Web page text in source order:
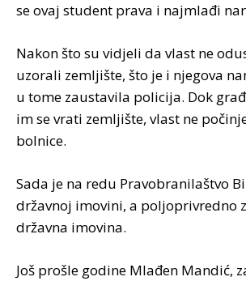
se ovaj student prava i najmlađi
Nakon što su vidjeli da vlast ne
uzorali zemljište, što je i njegova
u tome zaustavila policija. Dok
im se vrati zemljište, vlast ne
bolnice.
Sada je na redu Pravobranilaštvo
državnoj imovini, a poljoprivredno
državna imovina.
Još prošle godine Mlađen Mandić,